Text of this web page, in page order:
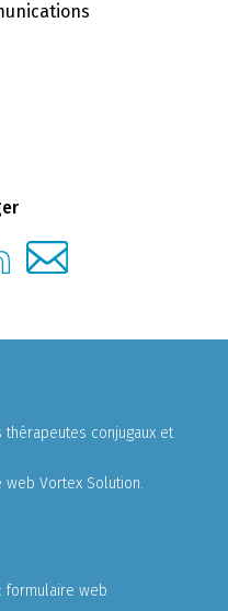
conjugaux et
web Vortex Solution.
formulaire web